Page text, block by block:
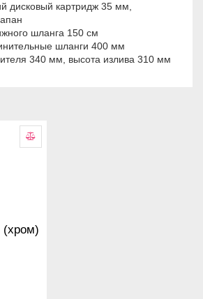
дисковый картридж 35 мм,
шланга 150 см
шланги 400 мм
340 мм, высота излива 310 мм
(хром)